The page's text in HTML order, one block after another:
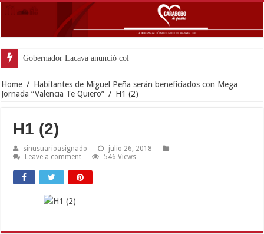
Gobernador Lacava anunció colocación de más
Home / Habitantes de Miguel Peña serán beneficiados con Mega
Jornada “Valencia Te Quiero” / H1 (2)
H1 (2)
sinusuarioasignado
julio 26, 2018
Leave a comment
546 Views